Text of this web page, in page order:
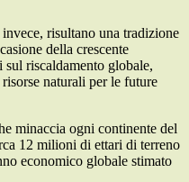
risultano una tradizione
della crescente
riscaldamento globale,
naturali per le future
minaccia ogni continente del
12 milioni di ettari di terreno
economico globale stimato